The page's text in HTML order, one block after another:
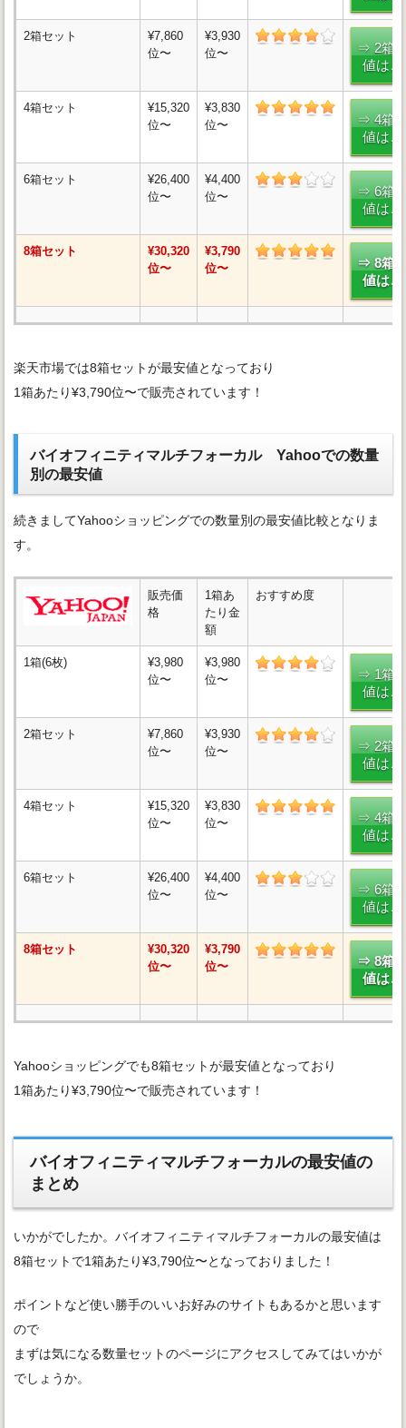
2箱セット
¥7,860
位〜
¥3,930
位〜
⇒ 2箱
値はこ
4箱セット
¥15,320
位〜
¥3,830
位〜
⇒ 4箱
値はこ
6箱セット
¥26,400
位〜
¥4,400
位〜
⇒ 6箱
値はこ
8箱セット
¥30,320
位〜
¥3,790
位〜
⇒ 8箱
値はこ
楽天市場では8箱セットが最安値となっており
1箱あたり¥3,790位〜で販売されています！
バイオフィニティマルチフォーカル Yahooでの数量
別の最安値
続きましてYahooショッピングでの数量別の最安値比較となりま
す。
販売価
格
1箱あ
たり金
額
おすすめ度
1箱(6枚)
¥3,980
位〜
¥3,980
位〜
⇒ 1箱
値はこ
2箱セット
¥7,860
位〜
¥3,930
位〜
⇒ 2箱
値はこ
4箱セット
¥15,320
位〜
¥3,830
位〜
⇒ 4箱
値はこ
6箱セット
¥26,400
位〜
¥4,400
位〜
⇒ 6箱
値はこ
8箱セット
¥30,320
位〜
¥3,790
位〜
⇒ 8箱
値はこ
Yahooショッピングでも8箱セットが最安値となっており
1箱あたり¥3,790位〜で販売されています！
バイオフィニティマルチフォーカルの最安値の
まとめ
いかがでしたか。バイオフィニティマルチフォーカルの最安値は
8箱セットで1箱あたり¥3,790位〜となっておりました！
ポイントなど使い勝手のいいお好みのサイトもあるかと思います
ので
まずは気になる数量セットのページにアクセスしてみてはいかが
でしょうか。